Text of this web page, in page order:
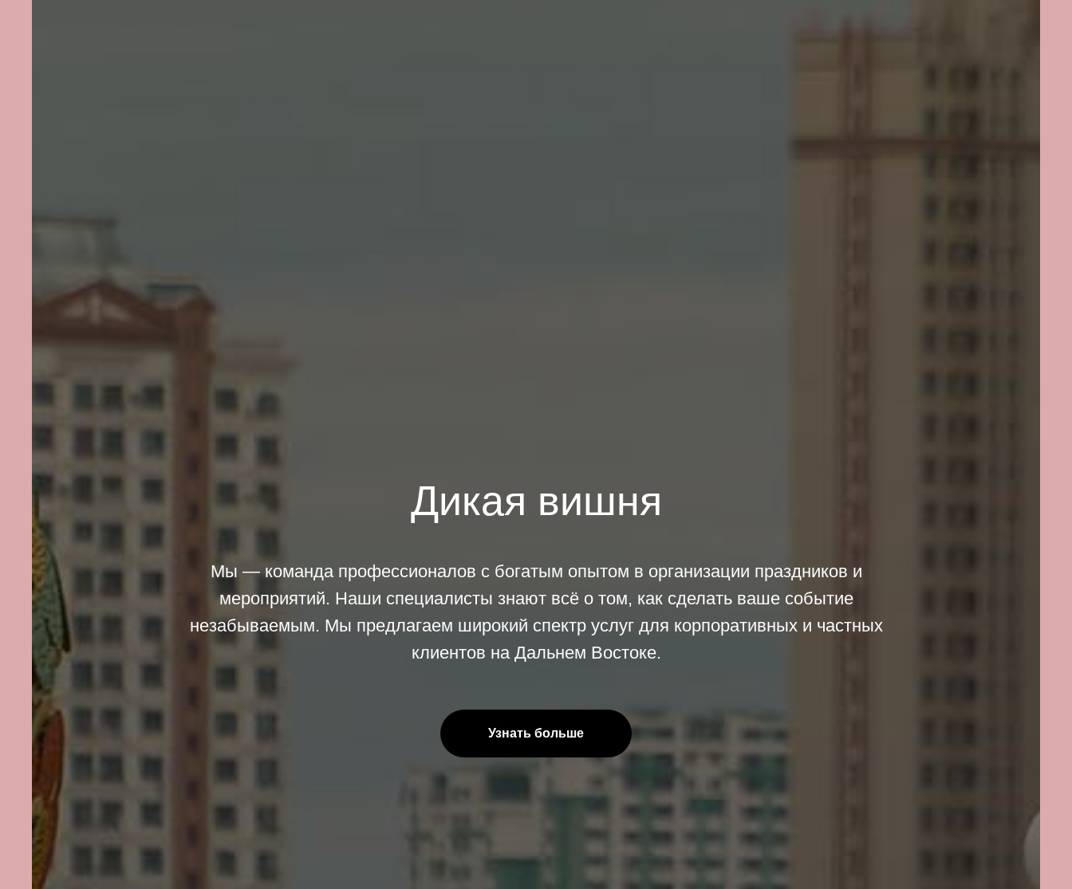
Дикая вишня
Мы — команда профессионалов с богатым опытом в организации праздников и
мероприятий. Наши специалисты знают всё о том, как сделать ваше событие
незабываемым. Мы предлагаем широкий спектр услуг для корпоративных и частных
клиентов на Дальнем Востоке.
Узнать больше